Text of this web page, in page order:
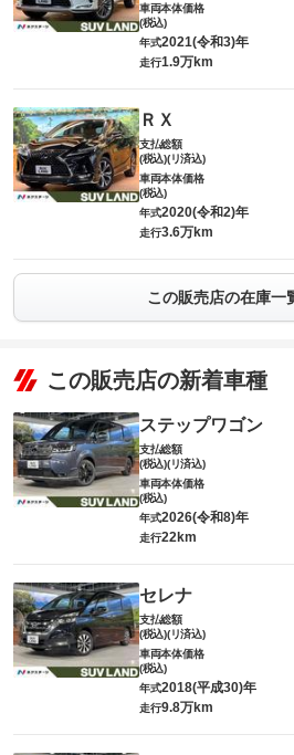
車両本体価格
(税込)
年式2021(令和3)年
走行1.9万km
ＲＸ
支払総額
(税込)(リ済込)
車両本体価格
(税込)
年式2020(令和2)年
走行3.6万km
この販売店の在庫一
この販売店の新着車種
ステップワゴン
支払総額
(税込)(リ済込)
車両本体価格
(税込)
年式2026(令和8)年
走行22km
セレナ
支払総額
(税込)(リ済込)
車両本体価格
(税込)
年式2018(平成30)年
走行9.8万km